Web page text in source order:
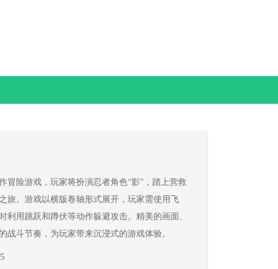
冒险游戏，玩家将扮演忍者角色“影”，踏上营救
旅。游戏以横版卷轴形式展开，玩家需使用飞
利用跳跃和蹲伏等动作躲避攻击。精美的画面、
战斗节奏，为玩家带来沉浸式的游戏体验。